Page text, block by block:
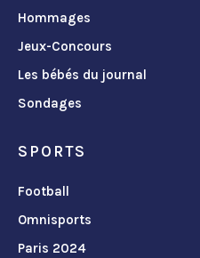
Hommages
Jeux-Concours
Les bébés du journal
Sondages
SPORTS
Football
Omnisports
Paris 2024